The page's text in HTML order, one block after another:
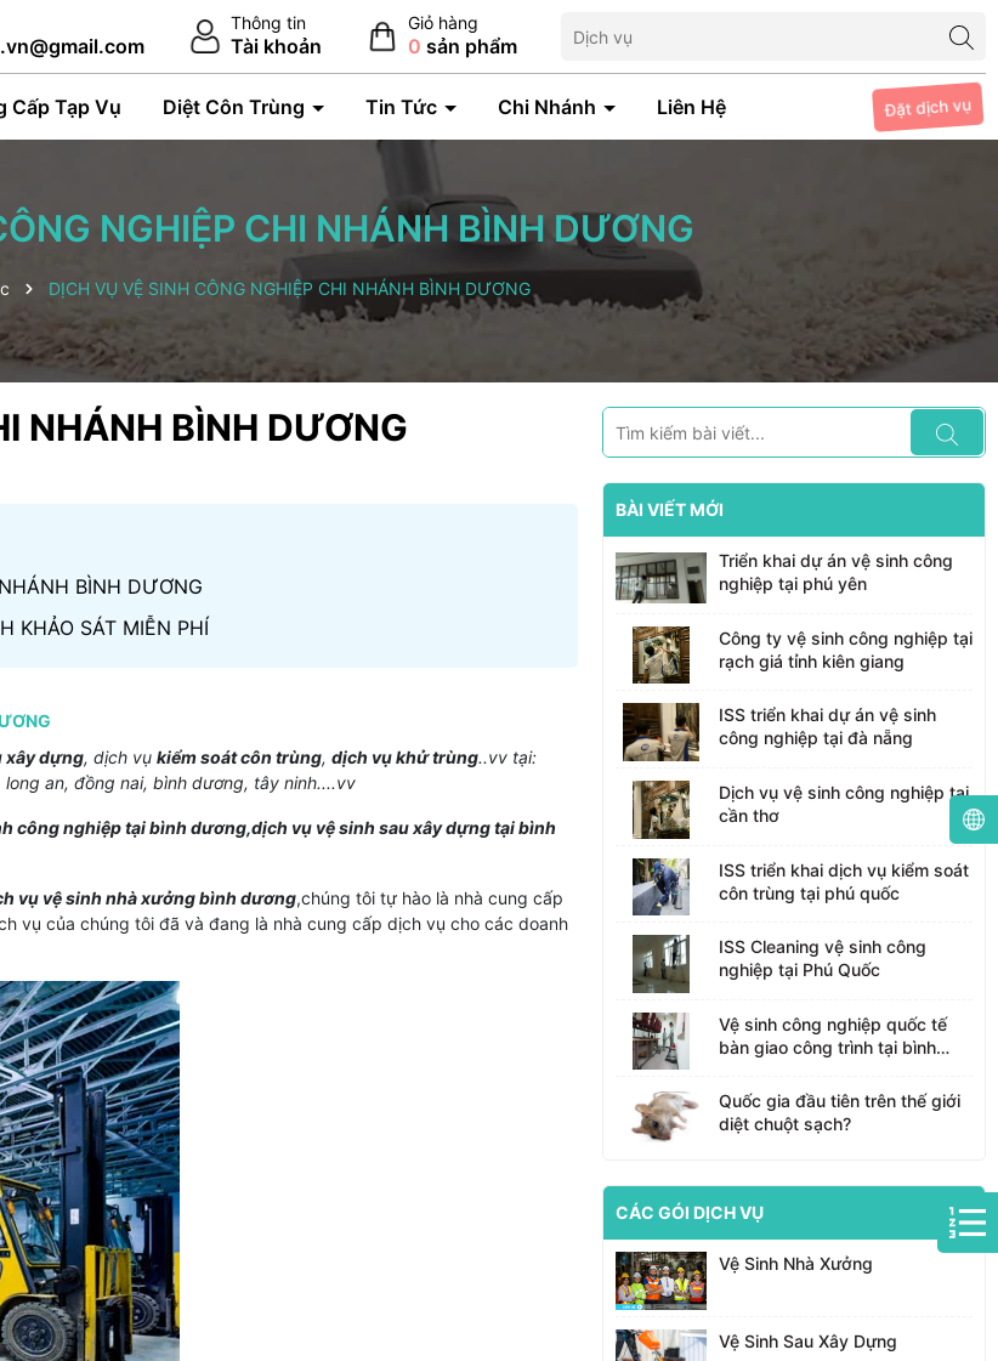
Thông tin
Tài khoản
Giỏ hàng
0 sản phẩm
Cấp Tạp Vụ Diệt Côn Trùng Tin Tức Chi Nhánh Liên Hệ Đặt dịch vụ
NGHIỆP CHI NHÁNH BÌNH DƯƠNG
DỊCH VỤ VỆ SINH CÔNG NGHIỆP CHI NHÁNH BÌNH DƯƠNG
NHÁNH BÌNH DƯƠNG
BÌNH DƯƠNG
KHẢO SÁT MIỄN PHÍ
xây dựng, dịch vụ kiểm soát côn trùng, dịch vụ khử trùng..vv tại:
an, đồng nai, bình dương, tây ninh....vv
công nghiệp tại bình dương,dịch vụ vệ sinh sau xây dựng tại bình
vụ vệ sinh nhà xưởng bình dương,chúng tôi tự hào là nhà cung cấp
vụ của chúng tôi đã và đang là nhà cung cấp dịch vụ cho các doanh
BÀI VIẾT MỚI
Triển khai dự án vệ sinh công
nghiệp tại phú yên
Công ty vệ sinh công nghiệp tại
rạch giá tỉnh kiên giang
ISS triển khai dự án vệ sinh
công nghiệp tại đà nẵng
Dịch vụ vệ sinh công nghiệp tại
cần thơ
ISS triển khai dịch vụ kiểm soát
côn trùng tại phú quốc
ISS Cleaning vệ sinh công
nghiệp tại Phú Quốc
Vệ sinh công nghiệp quốc tế
bàn giao công trình tại bình
Quốc gia đầu tiên trên thế giới
diệt chuột sạch?
CÁC GÓI DỊCH VỤ
Vệ Sinh Nhà Xưởng
Vệ Sinh Sau Xây Dựng